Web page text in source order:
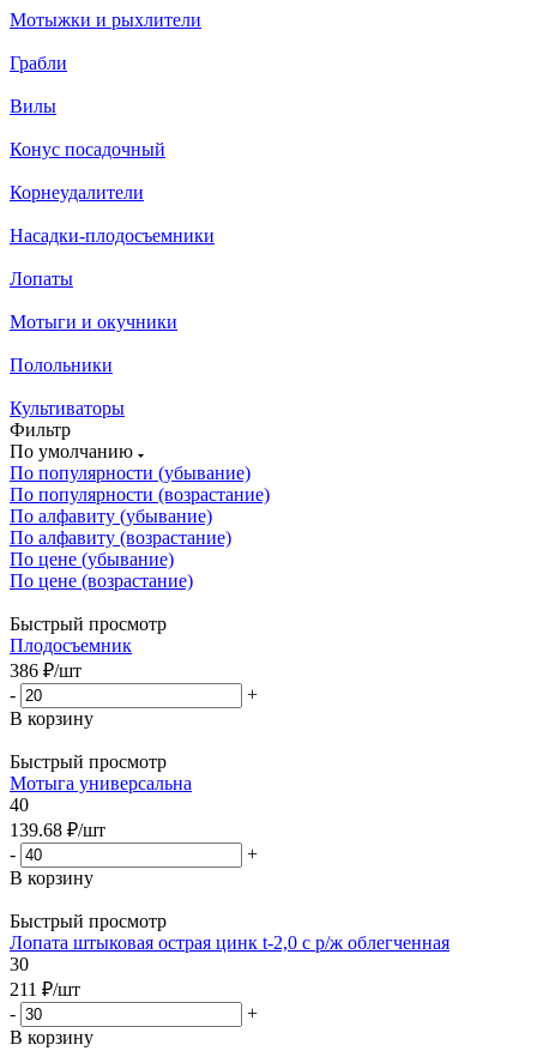
Мотыжки и рыхлители
Грабли
Вилы
Конус посадочный
Корнеудалители
Насадки-плодосъемники
Лопаты
Мотыги и окучники
Полольники
Культиваторы
Фильтр
По умолчанию
По популярности (убывание)
По популярности (возрастание)
По алфавиту (убывание)
По алфавиту (возрастание)
По цене (убывание)
По цене (возрастание)
Быстрый просмотр
Плодосъемник
386 ₽/шт
-
+
В корзину
Быстрый просмотр
Мотыга универсальна
40
139.68 ₽/шт
-
+
В корзину
Быстрый просмотр
Лопата штыковая острая цинк t-2,0 с р/ж облегченная
30
211 ₽/шт
-
+
В корзину